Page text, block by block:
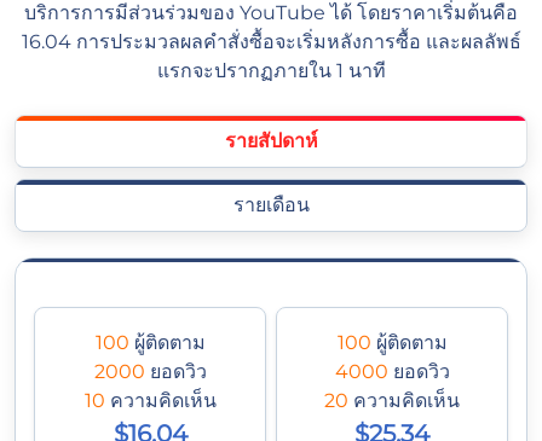
บริการการมีส่วนร่วมของ YouTube ได้ โดยราคาเริ่มต้นคือ
16.04 การประมวลผลคำสั่งซื้อจะเริ่มหลังการซื้อ และผลลัพธ์
แรกจะปรากฏภายใน 1 นาที
รายสัปดาห์
รายเดือน
100 ผู้ติดตาม
2000 ยอดวิว
10 ความคิดเห็น
$16.04
100 ผู้ติดตาม
4000 ยอดวิว
20 ความคิดเห็น
$25.34